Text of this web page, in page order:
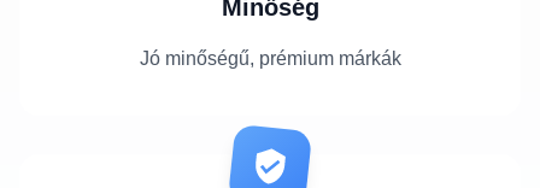
Minőség
Jó minőségű, prémium márkák